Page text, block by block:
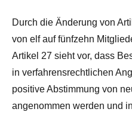
Durch die Änderung von
von elf auf fünfzehn
Artikel 27 sieht vor, dass
in verfahrensrechtlichen
positive Abstimmung von
angenommen werden und